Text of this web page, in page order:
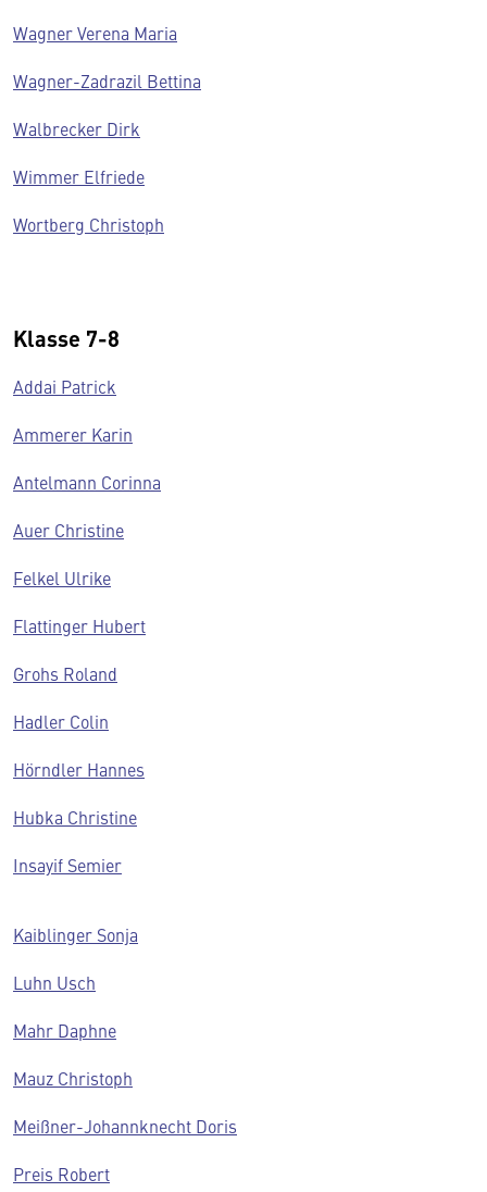
Wagner Verena Maria
Wagner-Zadrazil Bettina
Walbrecker Dirk
Wimmer Elfriede
Wortberg Christoph
Klasse 7-8
Addai Patrick
Ammerer Karin
Antelmann Corinna
Auer Christine
Felkel Ulrike
Flattinger Hubert
Grohs Roland
Hadler Colin
Hörndler Hannes
Hubka Christine
Insayif Semier
Kaiblinger Sonja
Luhn Usch
Mahr Daphne
Mauz Christoph
Meißner-Johannknecht Doris
Preis Robert